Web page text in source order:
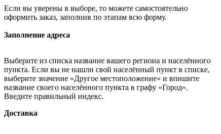
Если вы уверены в выборе, то можете самостоятельно
оформить заказ, заполнив по этапам всю форму.
Заполнение адреса
Выберите из списка название вашего региона и населённого
пункта. Если вы не нашли свой населённый пункт в списке,
выберите значение «Другое местоположение» и впишите
название своего населённого пункта в графу «Город».
Введите правильный индекс.
Доставка